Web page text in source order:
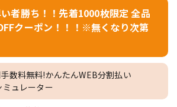
者勝ち！！先着1000枚限定 全品
クーポン！！！※無くなり次第
数料無料!かんたんWEB分割払い
ミュレーター